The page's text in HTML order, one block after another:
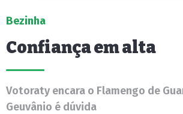
Bezinha
Confiança em alta
Votoraty encara o Flamengo de
Geuvânio é dúvida